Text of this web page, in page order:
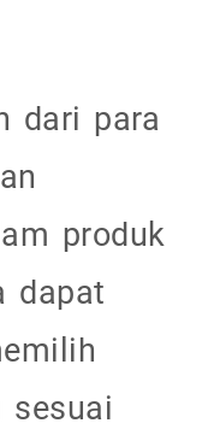
dari para
produk
dapat
sesuai